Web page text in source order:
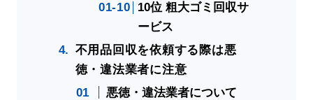
10位 粗大ゴミ回収サ
ービス
不用品回収を依頼する際は悪
徳・違法業者に注意
悪徳・違法業者について